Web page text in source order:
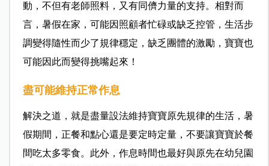
動，不但有老師照料，又有同儕力量的支持。相對而
言，暑假在家，可能因照顧者忙碌或缺乏控管，生活步
調變得隨性而少了規律穩定，缺乏團體的激勵，寶寶也
可能因此而變得挑嘴起來！
盡可能維持正常作息
解決之道，就是盡量設法維持寶寶原先規律的生活，暑
假期間，正餐和點心還是要定時定量，不要讓寶寶於餐
間吃太多零食。此外，作息時間也最好與原先在幼兒園